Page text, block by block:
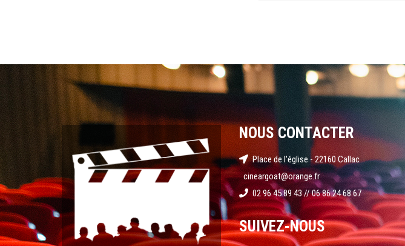
NOUS CONTACTER
Place de l'église - 22160 Callac
cineargoat@orange.fr
02 96 45 89 43 // 06 86 24 68 67
SUIVEZ-NOUS